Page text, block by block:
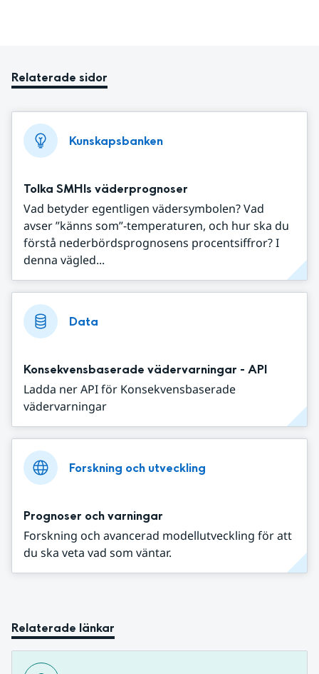
Relaterade sidor
Kunskapsbanken
Tolka SMHIs väderprognoser
Vad betyder egentligen vädersymbolen? Vad
avser ”känns som”-temperaturen, och hur ska du
förstå nederbördsprognosens procentsiffror? I
denna vägled...
Data
Konsekvensbaserade vädervarningar - API
Ladda ner API för Konsekvensbaserade
vädervarningar
Forskning och utveckling
Prognoser och varningar
Forskning och avancerad modellutveckling för att
du ska veta vad som väntar.
Relaterade länkar